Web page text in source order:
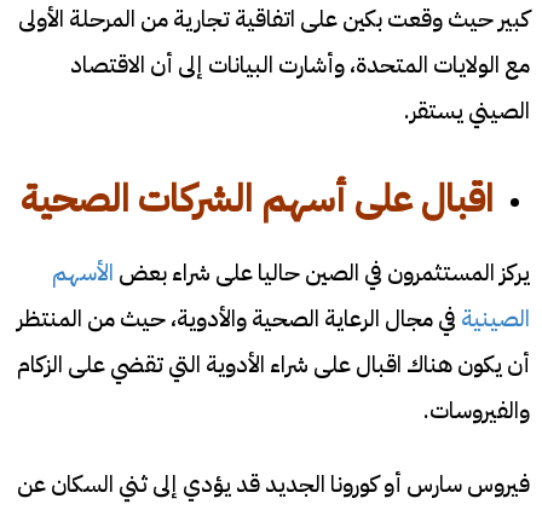
كبير حيث وقعت بكين على اتفاقية تجارية من المرحلة الأولى
مع الولايات المتحدة، وأشارت البيانات إلى أن الاقتصاد
الصيني يستقر.
اقبال على أسهم الشركات الصحية
يركز المستثمرون في الصين حاليا على شراء بعض الأسهم
الصينية في مجال الرعاية الصحية والأدوية، حيث من المنتظر
أن يكون هناك اقبال على شراء الأدوية التي تقضي على الزكام
والفيروسات.
فيروس سارس أو كورونا الجديد قد يؤدي إلى ثني السكان عن